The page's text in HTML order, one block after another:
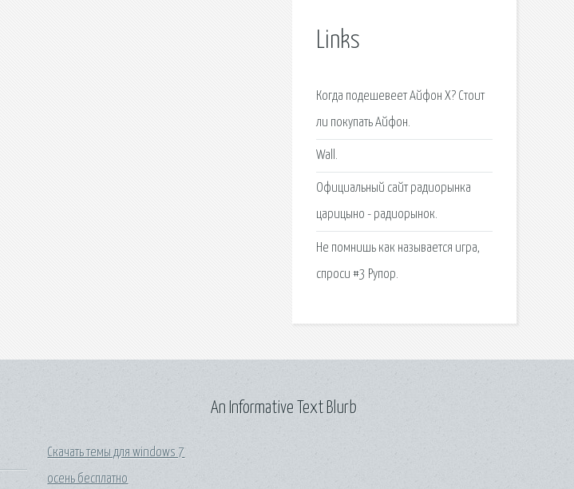
Links
Когда подешевеет Айфон X? Стоит
ли покупать Айфон.
Wall.
Официальный сайт радиорынка
царицыно - радиорынок.
Не помнишь как называется игра,
спроси #3 Рупор.
Скачать темы для windows 7
осень бесплатно
An Informative Text Blurb